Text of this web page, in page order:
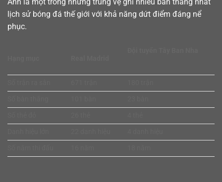
lịch sử bóng đá thế giới với khả năng dứt điểm đáng nể
phục.